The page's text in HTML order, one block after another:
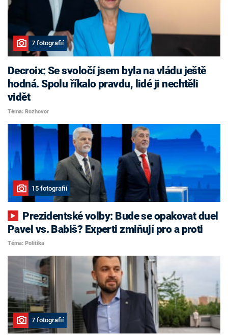
7 fotografií
Decroix: Se svoločí jsem byla na vládu ještě
hodná. Spolu říkalo pravdu, lidé ji nechtěli
vidět
Téma: Rozhovor
15 fotografií
Pavel vs. Babiš? Experti zmiňují pro a proti
Téma: Politika
7 fotografií